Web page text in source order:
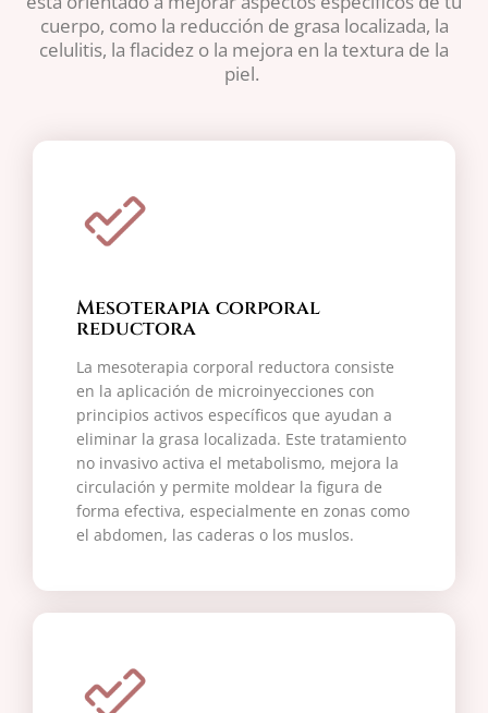
cuerpo, como la reducción de grasa localizada, la
celulitis, la flacidez o la mejora en la textura de la
piel.
Mesoterapia corporal
reductora
La mesoterapia corporal reductora consiste
en la aplicación de microinyecciones con
principios activos específicos que ayudan a
eliminar la grasa localizada. Este tratamiento
no invasivo activa el metabolismo, mejora la
circulación y permite moldear la figura de
forma efectiva, especialmente en zonas como
el abdomen, las caderas o los muslos.